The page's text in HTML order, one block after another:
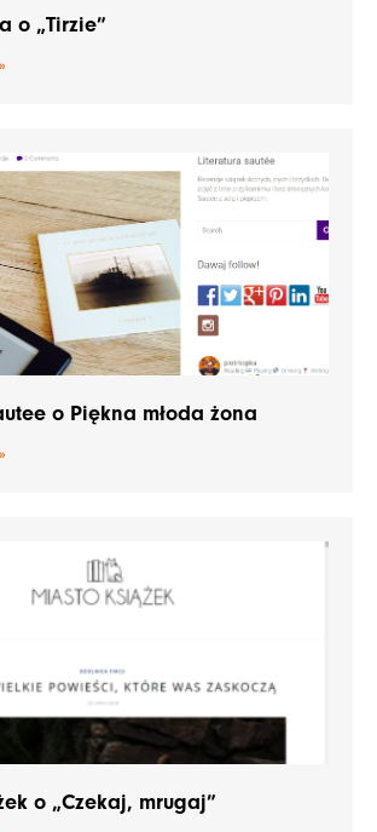
o „Tirzie”
o Piękna młoda żona
o „Czekaj, mrugaj”